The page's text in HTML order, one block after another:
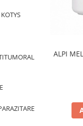
ALPI